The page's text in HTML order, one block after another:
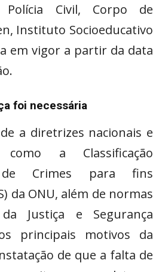
Polícia Civil, Corpo de
Instituto Socioeducativo
em vigor a partir da data
foi necessária
a diretrizes nacionais e
como a Classificação
de Crimes para fins
da ONU, além de normas
Justiça e Segurança
principais motivos da
de que a falta de